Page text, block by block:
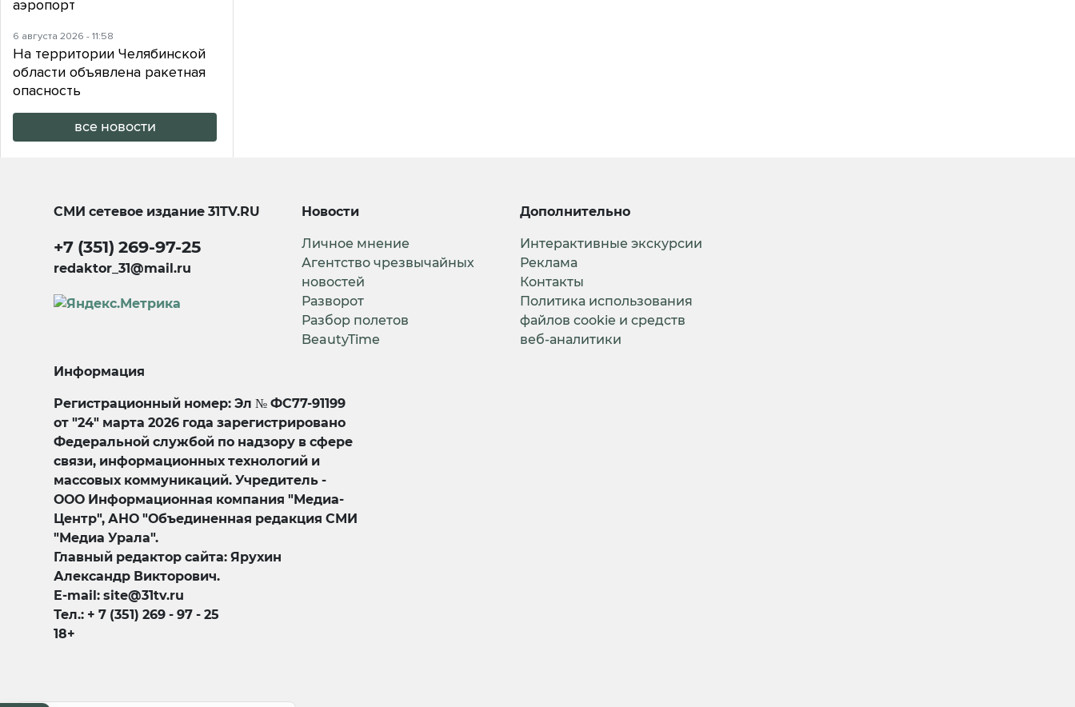
аэропорт
6 августа 2026 - 11:58
На территории Челябинской
области объявлена ракетная
опасность
все новости
СМИ сетевое издание31TV.RU
+7 (351) 269-97-25
redaktor_31@mail.ru
Новости
Личное мнение
Агентство чрезвычайных
новостей
Разворот
Разбор полетов
BeautyTime
Дополнительно
Интерактивные экскурсии
Реклама
Контакты
Политика использования
файлов cookie и средств
веб-аналитики
Информация
Регистрационный номер: Эл № ФС77-91199
от "24" марта 2026 года зарегистрировано
Федеральной службой по надзору в сфере
связи, информационных технологий и
массовых коммуникаций. Учредитель -
ООО Информационная компания "Медиа-
Центр", АНО "Объединенная редакция СМИ
"Медиа Урала".
Главный редактор сайта: Ярухин
Александр Викторович.
E-mail: site@31tv.ru
Тел.: + 7 (351) 269 - 97 - 25
18+